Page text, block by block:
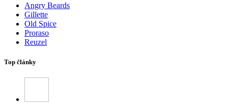
Angry Beards
Gillette
Old Spice
Proraso
Reuzel
Top články